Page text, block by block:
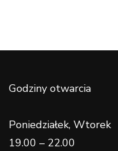
Godziny otwarcia
Poniedziałek, Wtorek
19.00 – 22.00